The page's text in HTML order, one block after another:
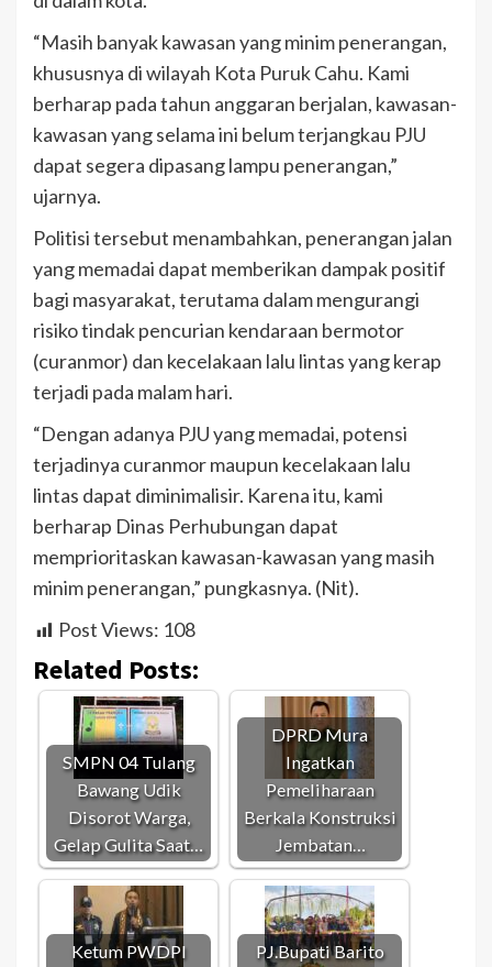
“Masih banyak kawasan yang minim penerangan,
khususnya di wilayah Kota Puruk Cahu. Kami
berharap pada tahun anggaran berjalan, kawasan-
kawasan yang selama ini belum terjangkau PJU
dapat segera dipasang lampu penerangan,”
ujarnya.
Politisi tersebut menambahkan, penerangan jalan
yang memadai dapat memberikan dampak positif
bagi masyarakat, terutama dalam mengurangi
risiko tindak pencurian kendaraan bermotor
(curanmor) dan kecelakaan lalu lintas yang kerap
terjadi pada malam hari.
“Dengan adanya PJU yang memadai, potensi
terjadinya curanmor maupun kecelakaan lalu
lintas dapat diminimalisir. Karena itu, kami
berharap Dinas Perhubungan dapat
memprioritaskan kawasan-kawasan yang masih
minim penerangan,” pungkasnya. (Nit).
Post Views: 108
Related Posts:
SMPN 04 Tulang
Bawang Udik
Disorot Warga,
Gelap Gulita Saat…
DPRD Mura
Ingatkan
Pemeliharaan
Berkala Konstruksi
Jembatan…
Ketum PWDPI
PJ.Bupati Barito